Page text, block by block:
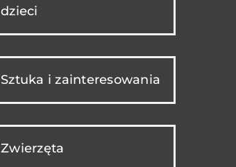
dzieci
Sztuka i zainteresowania
Zwierzęta